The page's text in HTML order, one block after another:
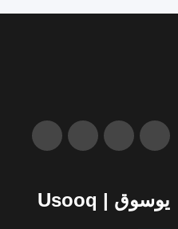
يوسوق | Usooq